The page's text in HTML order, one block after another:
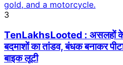
3
TenLakhsLooted : असलहों के
बदमाशों का तांडव, बंधक बनाकर
बाइक लूटी